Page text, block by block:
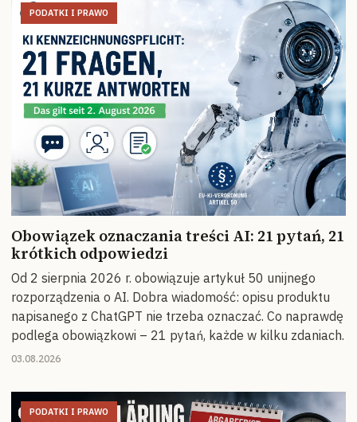
PODATKI I PRAWO
Obowiązek oznaczania treści AI: 21 pytań, 21
krótkich odpowiedzi
Od 2 sierpnia 2026 r. obowiązuje artykuł 50 unijnego
rozporządzenia o AI. Dobra wiadomość: opisu produktu
napisanego z ChatGPT nie trzeba oznaczać. Co naprawdę
podlega obowiązkowi – 21 pytań, każde w kilku zdaniach.
03.08.2026
PODATKI I PRAWO